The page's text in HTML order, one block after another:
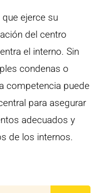
ejerce su
del centro
el interno. Sin
condenas o
competencia puede
para asegurar
adecuados y
de los internos.